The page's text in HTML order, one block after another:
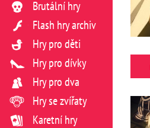
Brutální hry
Flash hry archiv
Hry pro děti
Hry pro dívky
Hry pro dva
Hry se zvířaty
Karetní hry